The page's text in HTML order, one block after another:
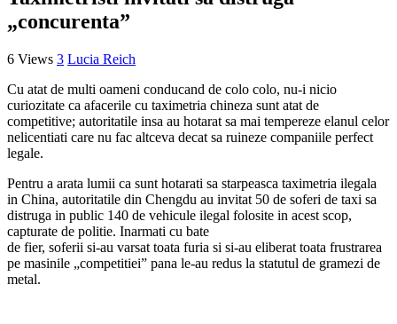
„concurenta”
6 Views 3 Lucia Reich
Cu atat de multi oameni conducand de colo colo, nu-i nicio
curiozitate ca afacerile cu taximetria chineza sunt atat de
competitive; autoritatile insa au hotarat sa mai tempereze elanul celor
nelicentiati care nu fac altceva decat sa ruineze companiile perfect
legale.
Pentru a arata lumii ca sunt hotarati sa starpeasca taximetria ilegala
in China, autoritatile din Chengdu au invitat 50 de soferi de taxi sa
distruga in public 140 de vehicule ilegal folosite in acest scop,
capturate de politie. Inarmati cu bate
de fier, soferii si-au varsat toata furia si si-au eliberat toata frustrarea
pe masinile „competitiei” pana le-au redus la statutul de gramezi de
metal.